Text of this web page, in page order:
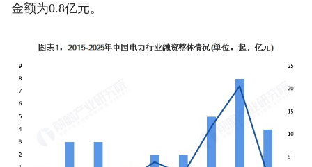
金额为0.8亿元。